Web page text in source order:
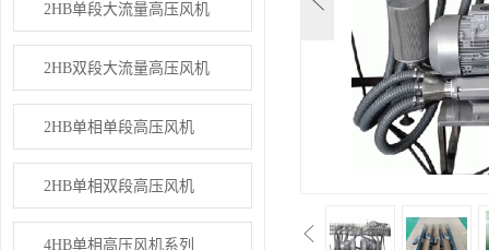
2HB单段大流量高压风机
2HB双段大流量高压风机
2HB单相单段高压风机
2HB单相双段高压风机
4HB单相高压风机系列